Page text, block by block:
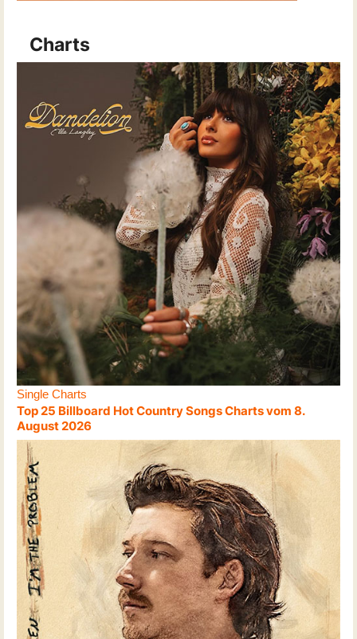
Charts
Single Charts
Top 25 Billboard Hot Country Songs Charts vom 8.
August 2026